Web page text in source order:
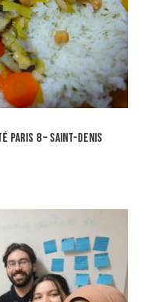
Paris 8 – Saint-Denis